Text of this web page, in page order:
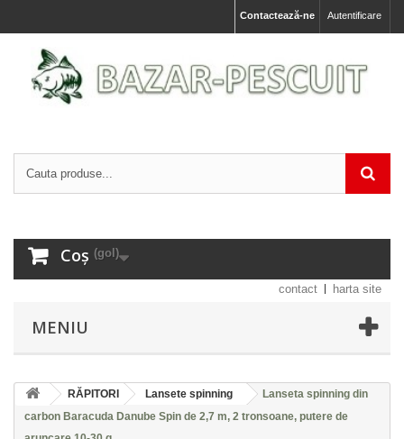
Autentificare
Contactează-ne
Coș (gol)
contact harta site
MENIU
RĂPITORI Lansete spinning
Lanseta spinning din
carbon Baracuda Danube Spin de 2,7 m, 2 tronsoane, putere de